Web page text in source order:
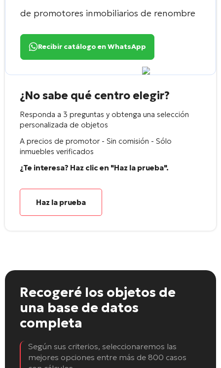
de promotores inmobiliarios de renombre
Recibir catálogo en WhatsApp
¿No sabe qué centro elegir?
Responda a 3 preguntas y obtenga una selección
personalizada de objetos
A precios de promotor - Sin comisión - Sólo
inmuebles verificados
¿Te interesa? Haz clic en "Haz la prueba".
Haz la prueba
Recogeré los objetos de
una base de datos
completa
Según sus criterios, seleccionaremos las
mejores opciones entre más de 800 casos